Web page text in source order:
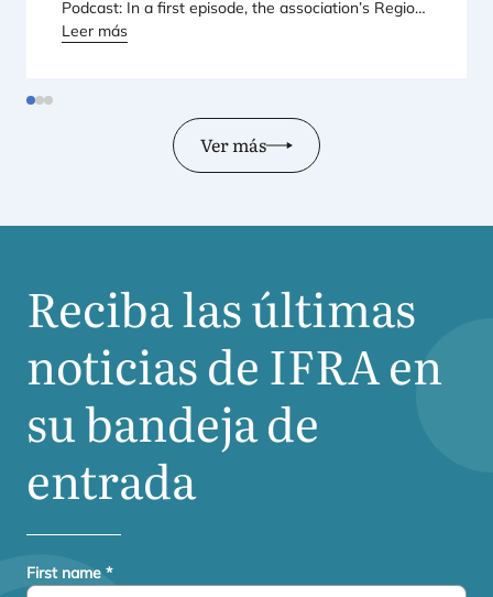
Pod­cast: In a first epi­so­de, the asso­cia­tio­n’s Regio­
nal Direc­tor for Euro­pe explains Euro­pe’s land­mark
Leer más
Ver más
Reciba las últimas
noticias deIFRAen
su bandeja de
entrada
First name *